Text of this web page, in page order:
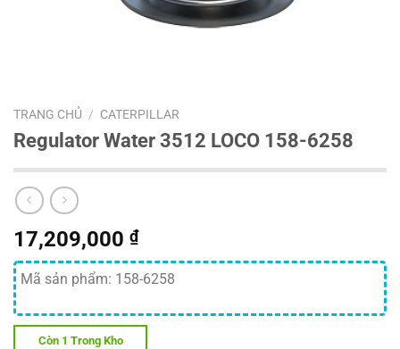
TRANG CHỦ / CATERPILLAR
Regulator Water 3512 LOCO 158-6258
17,209,000 ₫
Mã sản phẩm: 158-6258
Còn 1 Trong Kho